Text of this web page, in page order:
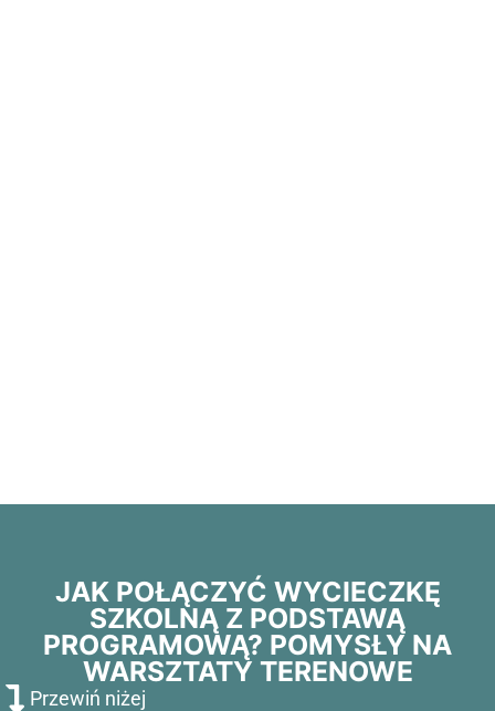
JAK POŁĄCZYĆ WYCIECZKĘ
SZKOLNĄ Z PODSTAWĄ
PROGRAMOWĄ? POMYSŁY NA
WARSZTATY TERENOWE
Przewiń niżej